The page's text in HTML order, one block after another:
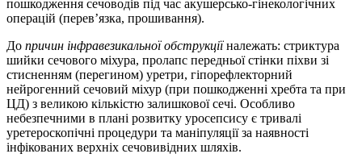
пошкодження сечоводів під час акушерсько-­гінекологічних
операцій (перев’язка, прошивання).
До причин інфравезикальної обструкціїналежать: стриктура
шийки сечового міхура, пролапс передньої стінки піхви зі
стисненням (перегином) уретри, гіпорефлекторний
нейрогенний сечовий міхур (при пошкодженні хребта та при
ЦД) з великою кількістю залишкової сечі. Особливо
небезпечними в плані розвитку уросепсису є тривалі
уретероскопічні процедури та маніпуляції за наявності
інфікованих верхніх сечовивідних шляхів.